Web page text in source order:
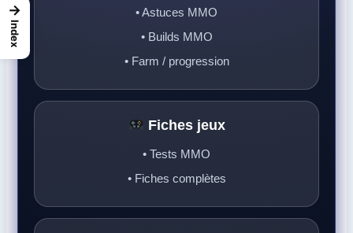
• Astuces MMO
• Builds MMO
• Farm / progression
Fiches jeux
• Tests MMO
• Fiches complètes
→
Index